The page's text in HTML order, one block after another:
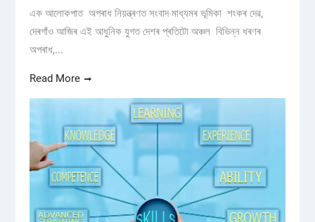
এক আলোকপাত অপৰাধ নিয়ন্ত্ৰণত সংবাদ মাধ্যমৰ ভূমিকা শংকৰ দেৱ,
দেৰগাঁও আজিৰ এই আধুনিক যুগত দেশৰ প্ৰতিটো অঞ্চল বিভিন্ন ধৰণৰ
অপৰাধ,...
Read More